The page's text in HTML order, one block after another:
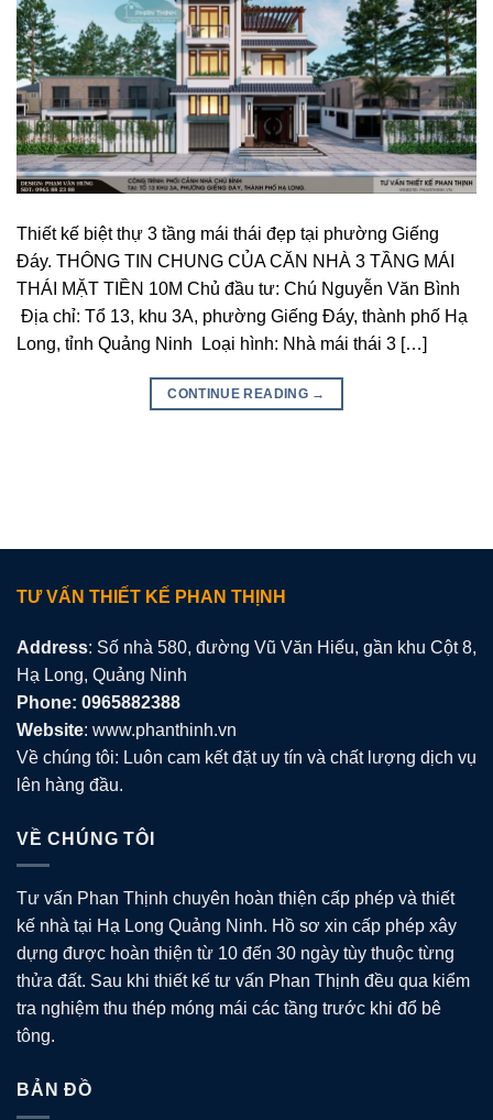
Thiết kế biệt thự 3 tầng mái thái đẹp tại phường Giếng
Đáy. THÔNG TIN CHUNG CỦA CĂN NHÀ 3 TẦNG MÁI
THÁI MẶT TIỀN 10M Chủ đầu tư: Chú Nguyễn Văn Bình
Địa chỉ: Tổ 13, khu 3A, phường Giếng Đáy, thành phố Hạ
Long, tỉnh Quảng Ninh Loại hình: Nhà mái thái 3 […]
CONTINUE READING →
TƯ VẤN THIẾT KẾ PHAN THỊNH
Address: Số nhà 580, đường Vũ Văn Hiếu, gần khu Cột 8,
Hạ Long, Quảng Ninh
Phone: 0965882388
Website: www.phanthinh.vn
Về chúng tôi: Luôn cam kết đặt uy tín và chất lượng dịch vụ
lên hàng đầu.
VỀ CHÚNG TÔI
Tư vấn Phan Thịnh chuyên hoàn thiện cấp phép và thiết
kế nhà tại Hạ Long Quảng Ninh. Hồ sơ xin cấp phép xây
dựng được hoàn thiện từ 10 đến 30 ngày tùy thuộc từng
thửa đất. Sau khi thiết kế tư vấn Phan Thịnh đều qua kiểm
tra nghiệm thu thép móng mái các tầng trước khi đổ bê
tông.
BẢN ĐỒ